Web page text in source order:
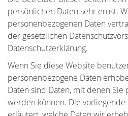
persönlichen Daten sehr ernst.
personenbezogenen Daten
der gesetzlichen
Datenschutzerklärung.
Wenn Sie diese Website
personenbezogene Daten
Daten sind Daten, mit denen
werden können. Die